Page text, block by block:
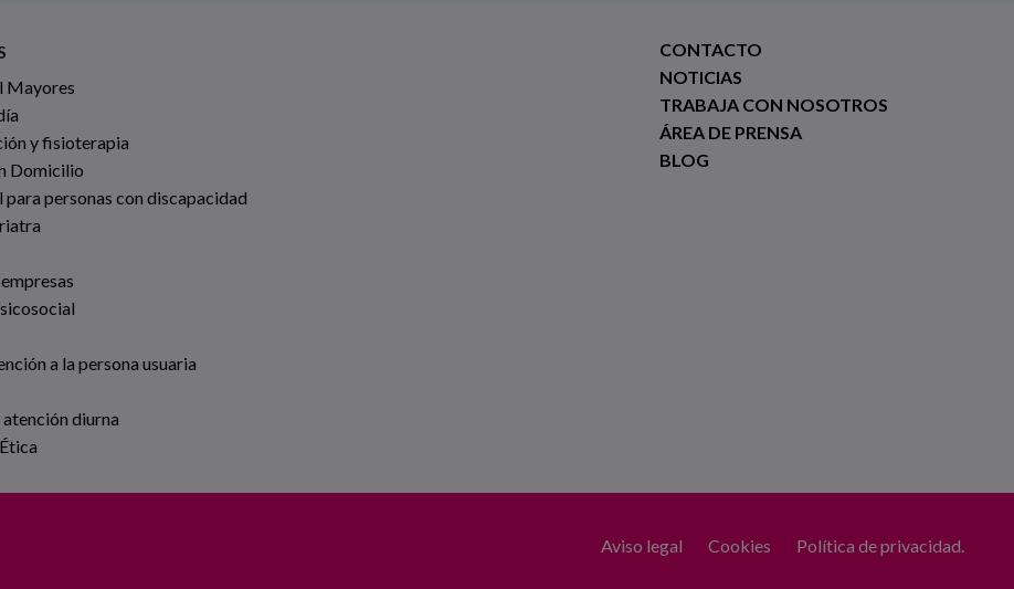
Mayores
y fisioterapia
Domicilio
para personas con discapacidad
a la persona usuaria
diurna
CONTACTO
NOTICIAS
TRABAJA CON NOSOTROS
ÁREA DE PRENSA
BLOG
Aviso legal Cookies Política de privacidad.